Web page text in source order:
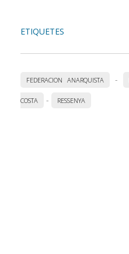
ETIQUETES
FEDERACION ANARQUISTA -
COSTA - RESSENYA